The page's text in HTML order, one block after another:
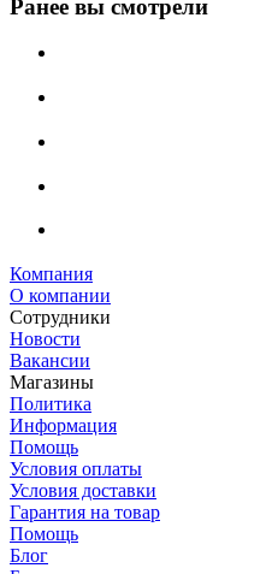
Ранее вы смотрели
Компания
О компании
Сотрудники
Новости
Вакансии
Магазины
Политика
Информация
Помощь
Условия оплаты
Условия доставки
Гарантия на товар
Помощь
Блог